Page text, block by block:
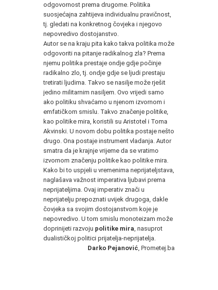
odgovornost prema drugome. Politika
suosjećajna zahtijeva individualnu pravičnost,
tj. gledati na konkretnog čovjeka i njegovo
nepovredivo dostojanstvo.
Autor se na kraju pita kako takva politika može
odgovoriti na pitanje radikalnog zla? Prema
njemu politika prestaje ondje gdje počinje
radikalno zlo, tj. ondje gdje se ljudi prestaju
tretirati ljudima. Takvo se nasilje može rješit
jedino militarnim nasiljem. Ovo vrijedi samo
ako politiku shvaćamo u njenom izvornom i
emfatičkom smislu. Takvo značenje politike,
kao politike mira, koristili su Aristotel i Toma
Akvinski. U novom dobu politika postaje nešto
drugo. Ona postaje instrument vladanja. Autor
smatra da je krajnje vrijeme da se vratimo
izvornom značenju politike kao politike mira.
Kako bi to uspjeli u vremenima neprijateljstava,
naglašava važnost imperativa ljubavi prema
neprijateljima. Ovaj imperativ znači u
neprijatelju prepoznati uvijek drugoga, dakle
čovjeka sa svojim dostojanstvom koje je
nepovredivo. U tom smislu monoteizam može
doprinijeti razvoju politike mira , nasuprot
dualističkoj politici prijatelja-neprijatelja.
Darko Pejanović Prometej.ba